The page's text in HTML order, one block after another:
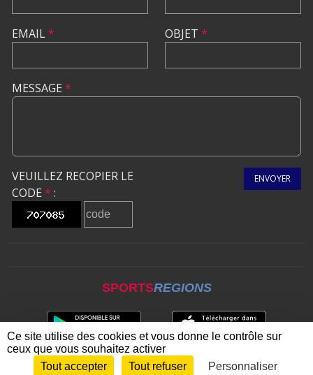
EMAIL* OBJET *
MESSAGE *
VEUILLEZ RECOPIER LE
CODE * :
ENVOYER
SPORTSREGIONS
Envie de participer ? CONNEXION
Ce site utilise des cookies et vous donne le contrôle sur
ceux que vous souhaitez activer
Tout accepter
Tout refuser Personnaliser